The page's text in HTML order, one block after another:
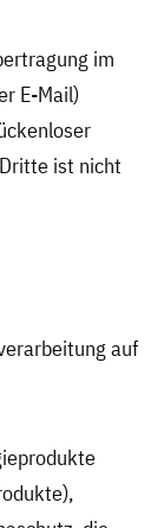
im
E-Mail)
ist nicht
auf